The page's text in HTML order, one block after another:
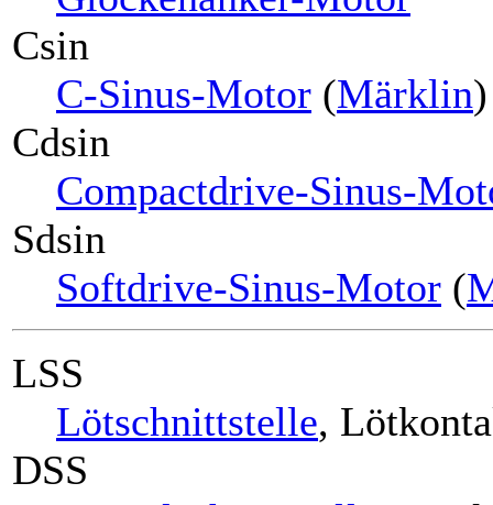
Csin
C-Sinus-Motor (Märklin)
Cdsin
Compactdrive-Sinus-
Sdsin
Softdrive-Sinus-Motor (
LSS
Lötschnittstelle,
DSS